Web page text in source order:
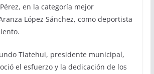
en la categoría mejor
López Sánchez, como deportista
Tlatehui, presidente municipal,
el esfuerzo y la dedicación de los